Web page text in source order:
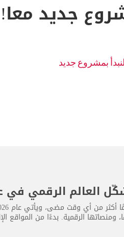
جديد معا!
ومنصاتها الرقمية. بدءًا من المواقع